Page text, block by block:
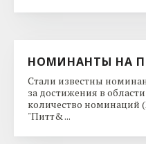
НОМИНАНТЫ НА
Стали известны
за достижения в
количество номинаций
"Питт& ...